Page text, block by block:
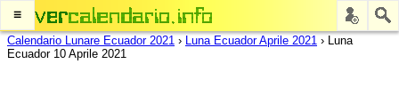
≡
Calendario Lunare Ecuador 2021 › Luna Ecuador Aprile 2021 › Luna
Ecuador 10 Aprile 2021